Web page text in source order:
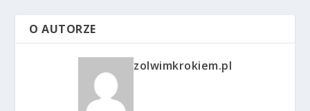
O AUTORZE
zolwimkrokiem.pl